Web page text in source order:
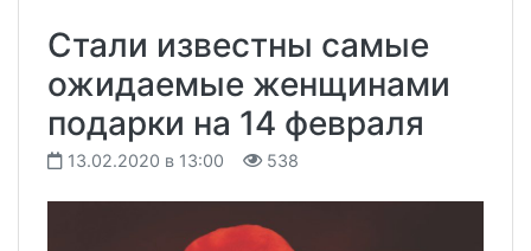
Стали известны самые
ожидаемые женщинами
подарки на 14 февраля
13.02.2020 в 13:00 538